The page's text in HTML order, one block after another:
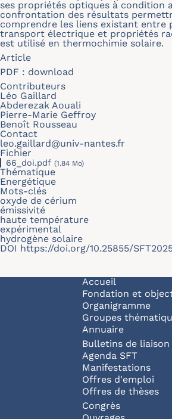
ses propriétés optiques à condition
confrontation des résultats
comprendre les liens existant entre
transport électrique et propriétés
est utilisé en thermochimie solaire.
Article
PDF : download
Contributeurs
Léo Gaillard
Abderezak Aouali
Pierre-Marie Geffroy
Benoît Rousseau
Contact
leo.gaillard@univ-nantes.fr
Fichier
66_doi.pdf (1.84 Mo)
Thématique
Energétique
Mots-clés
oxyde de cérium
émissivité
haute température
expérimental
hydrogène solaire
DOI https://doi.org/10.25855/
Navigation
Accueil
Fondation et
Organigramme
Groupes
Annuaire
Bulletins de liaison
Agenda SFT
Manifestations
Offres d'emploi
Offres de thèses
Congrès